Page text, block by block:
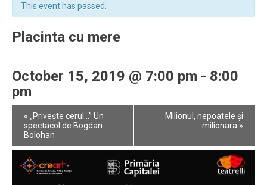
This event has passed.
Placinta cu mere
October 15, 2019 @ 7:00 pm - 8:00
pm
Event
Navigation
« „Privește cerul...” Un
spectacol de Bogdan
Bolohan
Milionul, nepoatele și
milionara »